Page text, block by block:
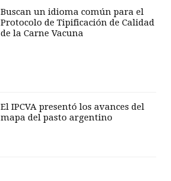
Buscan un idioma común para el
Protocolo de Tipificación de Calidad
de la Carne Vacuna
El IPCVA presentó los avances del
mapa del pasto argentino